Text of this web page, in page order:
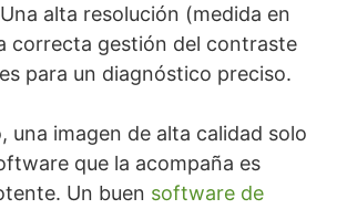
alta resolución (medida en
correcta gestión del contraste
para un diagnóstico preciso.
una imagen de alta calidad solo
que la acompaña es
Un buen software de